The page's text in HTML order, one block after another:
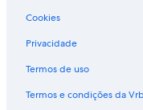
Cookies
Privacidade
Termos de uso
Termos e condições da